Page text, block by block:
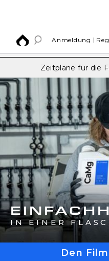
Anmeldung
Zeitpläne für die
IN EINER
Den